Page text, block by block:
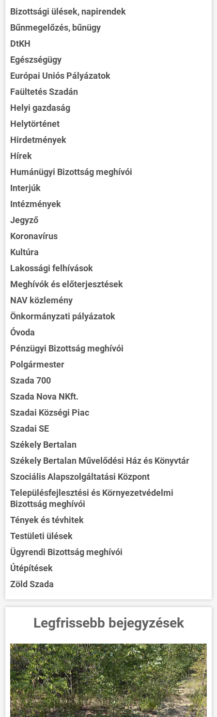
Bizottsági ülések, napirendek
Bűnmegelőzés, bűnügy
DtKH
Egészségügy
Európai Uniós Pályázatok
Faültetés Szadán
Helyi gazdaság
Helytörténet
Hirdetmények
Hírek
Humánügyi Bizottság meghívói
Interjúk
Intézmények
Jegyző
Koronavírus
Kultúra
Lakossági felhívások
Meghívók és előterjesztések
NAV közlemény
Önkormányzati pályázatok
Óvoda
Pénzügyi Bizottság meghívói
Polgármester
Szada 700
Szada Nova NKft.
Szadai Községi Piac
Szadai SE
Székely Bertalan
Székely Bertalan Művelődési Ház és Könyvtár
Szociális Alapszolgáltatási Központ
Településfejlesztési és Környezetvédelmi
Bizottság meghívói
Tények és tévhitek
Testületi ülések
Ügyrendi Bizottság meghívói
Útépítések
Zöld Szada
Legfrissebb bejegyzések